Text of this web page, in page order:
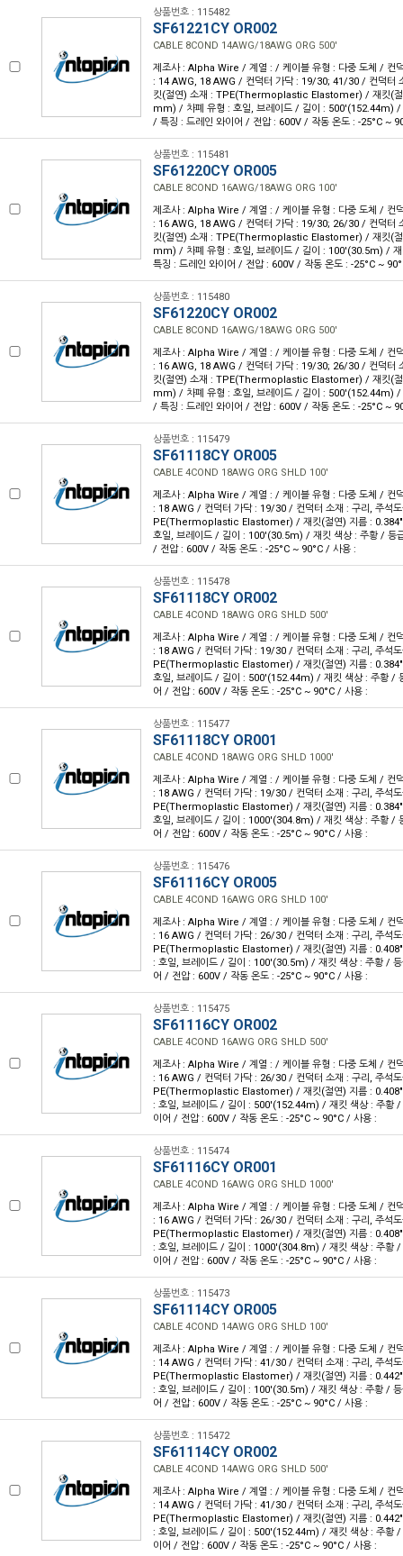
상품번호 : 115482
SF61221CY OR002
CABLE 8COND 14AWG/18AWG ORG 500'
제조사 : Alpha Wire / 계열 : / 케이블 유형 : 다중 도체 / 컨
: 14 AWG, 18 AWG / 컨덕터 가닥 : 19/30; 41/30 / 컨덕터
킷(절연) 소재 : TPE(Thermoplastic Elastomer) / 재킷(
mm) / 차폐 유형 : 호일, 브레이드 / 길이 : 500'(152.44m) /
/ 특징 : 드레인 와이어 / 전압 : 600V / 작동 온도 : -25°C ~
상품번호 : 115481
SF61220CY OR005
CABLE 8COND 16AWG/18AWG ORG 100'
제조사 : Alpha Wire / 계열 : / 케이블 유형 : 다중 도체 / 컨
: 16 AWG, 18 AWG / 컨덕터 가닥 : 19/30; 26/30 / 컨덕터
킷(절연) 소재 : TPE(Thermoplastic Elastomer) / 재킷(
mm) / 차폐 유형 : 호일, 브레이드 / 길이 : 100'(30.5m) /
특징 : 드레인 와이어 / 전압 : 600V / 작동 온도 : -25°C ~
상품번호 : 115480
SF61220CY OR002
CABLE 8COND 16AWG/18AWG ORG 500'
제조사 : Alpha Wire / 계열 : / 케이블 유형 : 다중 도체 / 컨
: 16 AWG, 18 AWG / 컨덕터 가닥 : 19/30; 26/30 / 컨덕터
킷(절연) 소재 : TPE(Thermoplastic Elastomer) / 재킷(
mm) / 차폐 유형 : 호일, 브레이드 / 길이 : 500'(152.44m) /
/ 특징 : 드레인 와이어 / 전압 : 600V / 작동 온도 : -25°C ~
상품번호 : 115479
SF61118CY OR005
CABLE 4COND 18AWG ORG SHLD 100'
제조사 : Alpha Wire / 계열 : / 케이블 유형 : 다중 도체 / 컨
: 18 AWG / 컨덕터 가닥 : 19/30 / 컨덕터 소재 : 구리, 주석
PE(Thermoplastic Elastomer) / 재킷(절연) 지름 :
호일, 브레이드 / 길이 : 100'(30.5m) / 재킷 색상 : 주황 / 등
/ 전압 : 600V / 작동 온도 : -25°C ~ 90°C / 사용 :
상품번호 : 115478
SF61118CY OR002
CABLE 4COND 18AWG ORG SHLD 500'
제조사 : Alpha Wire / 계열 : / 케이블 유형 : 다중 도체 / 컨
: 18 AWG / 컨덕터 가닥 : 19/30 / 컨덕터 소재 : 구리, 주석
PE(Thermoplastic Elastomer) / 재킷(절연) 지름 :
호일, 브레이드 / 길이 : 500'(152.44m) / 재킷 색상 : 주황 /
어 / 전압 : 600V / 작동 온도 : -25°C ~ 90°C / 사용 :
상품번호 : 115477
SF61118CY OR001
CABLE 4COND 18AWG ORG SHLD 1000'
제조사 : Alpha Wire / 계열 : / 케이블 유형 : 다중 도체 / 컨
: 18 AWG / 컨덕터 가닥 : 19/30 / 컨덕터 소재 : 구리, 주석
PE(Thermoplastic Elastomer) / 재킷(절연) 지름 :
호일, 브레이드 / 길이 : 1000'(304.8m) / 재킷 색상 : 주황 /
어 / 전압 : 600V / 작동 온도 : -25°C ~ 90°C / 사용 :
상품번호 : 115476
SF61116CY OR005
CABLE 4COND 16AWG ORG SHLD 100'
제조사 : Alpha Wire / 계열 : / 케이블 유형 : 다중 도체 / 컨
: 16 AWG / 컨덕터 가닥 : 26/30 / 컨덕터 소재 : 구리, 주석
PE(Thermoplastic Elastomer) / 재킷(절연) 지름 :
: 호일, 브레이드 / 길이 : 100'(30.5m) / 재킷 색상 : 주황 /
어 / 전압 : 600V / 작동 온도 : -25°C ~ 90°C / 사용 :
상품번호 : 115475
SF61116CY OR002
CABLE 4COND 16AWG ORG SHLD 500'
제조사 : Alpha Wire / 계열 : / 케이블 유형 : 다중 도체 / 컨
: 16 AWG / 컨덕터 가닥 : 26/30 / 컨덕터 소재 : 구리, 주석
PE(Thermoplastic Elastomer) / 재킷(절연) 지름 :
: 호일, 브레이드 / 길이 : 500'(152.44m) / 재킷 색상 : 주황 /
이어 / 전압 : 600V / 작동 온도 : -25°C ~ 90°C / 사용 :
상품번호 : 115474
SF61116CY OR001
CABLE 4COND 16AWG ORG SHLD 1000'
제조사 : Alpha Wire / 계열 : / 케이블 유형 : 다중 도체 / 컨
: 16 AWG / 컨덕터 가닥 : 26/30 / 컨덕터 소재 : 구리, 주석
PE(Thermoplastic Elastomer) / 재킷(절연) 지름 :
: 호일, 브레이드 / 길이 : 1000'(304.8m) / 재킷 색상 : 주황 /
이어 / 전압 : 600V / 작동 온도 : -25°C ~ 90°C / 사용 :
상품번호 : 115473
SF61114CY OR005
CABLE 4COND 14AWG ORG SHLD 100'
제조사 : Alpha Wire / 계열 : / 케이블 유형 : 다중 도체 / 컨
: 14 AWG / 컨덕터 가닥 : 41/30 / 컨덕터 소재 : 구리, 주석
PE(Thermoplastic Elastomer) / 재킷(절연) 지름 :
: 호일, 브레이드 / 길이 : 100'(30.5m) / 재킷 색상 : 주황 /
어 / 전압 : 600V / 작동 온도 : -25°C ~ 90°C / 사용 :
상품번호 : 115472
SF61114CY OR002
CABLE 4COND 14AWG ORG SHLD 500'
제조사 : Alpha Wire / 계열 : / 케이블 유형 : 다중 도체 / 컨
: 14 AWG / 컨덕터 가닥 : 41/30 / 컨덕터 소재 : 구리, 주석
PE(Thermoplastic Elastomer) / 재킷(절연) 지름 :
: 호일, 브레이드 / 길이 : 500'(152.44m) / 재킷 색상 : 주황 /
이어 / 전압 : 600V / 작동 온도 : -25°C ~ 90°C / 사용 :